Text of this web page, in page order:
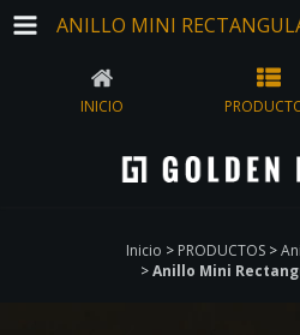
ANILLO MINI
INICIO
Inicio > PRODUCTOS >
> Anillo Mini